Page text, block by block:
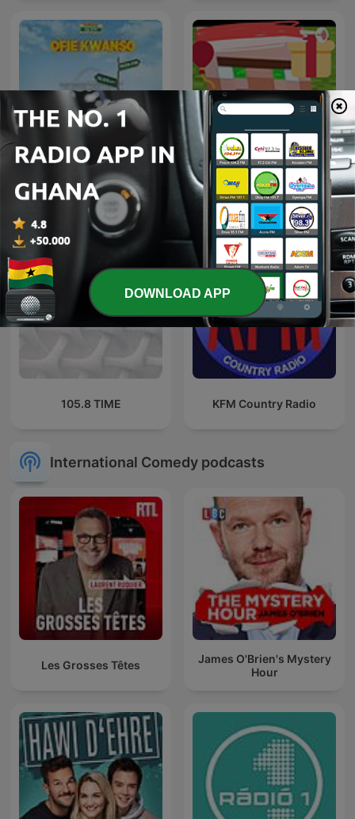
Adom Ofie Kwanso 87.9/RadioMugica
105.8 TIME KFM Country Radio
International Comedy podcasts
Les Grosses Têtes
James O'Brien's Mystery
Hour
DOWNLOAD APP